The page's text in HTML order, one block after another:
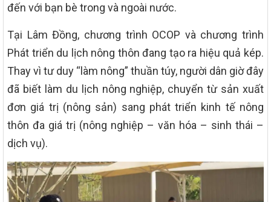
đến với bạn bè trong và ngoài nước.
Tại Lâm Đồng, chương trình OCOP và chương trình
Phát triển du lịch nông thôn đang tạo ra hiệu quả kép.
Thay vì tư duy “làm nông” thuần túy, người dân giờ đây
đã biết làm du lịch nông nghiệp, chuyển từ sản xuất
đơn giá trị (nông sản) sang phát triển kinh tế nông
thôn đa giá trị (nông nghiệp – văn hóa – sinh thái –
dịch vụ).